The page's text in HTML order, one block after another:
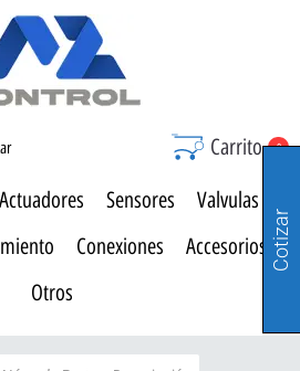
Carrito 0
Actuadores Sensores
Valvulas
Conexiones
Accesorios
Otros
Cotizar